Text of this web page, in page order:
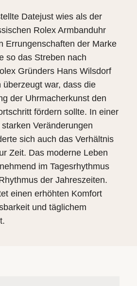
Datejust wies als der
Rolex Armbanduhr
Errungenschaften der Marke
so das Streben nach
Gründers Hans Wilsdorf
überzeugt war, dass die
der Uhrmacherkunst den
fördern sollte. In einer
Veränderungen
sich auch das Verhältnis
Zeit. Das moderne Leben
im Tagesrhythmus
der Jahreszeiten.
einen erhöhten Komfort
und täglichem